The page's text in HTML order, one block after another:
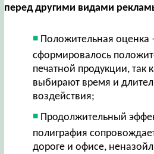
перед другими видами
Положительная оценка
сформировалось
печатной продукции, так
выбирают время и
воздействия;
Продолжительный
полиграфия
дороге и офисе,